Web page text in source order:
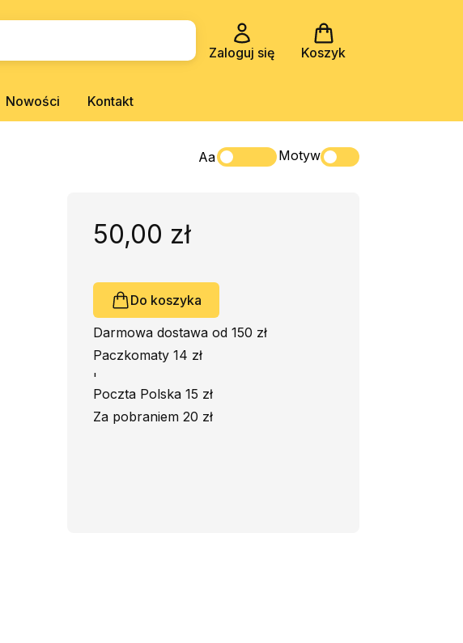
Zaloguj się Koszyk
Nowości Kontakt
Aa Motyw
50,00 zł
Do koszyka
Darmowa dostawa od 150 zł
Paczkomaty 14 zł
'
Poczta Polska 15 zł
Za pobraniem 20 zł